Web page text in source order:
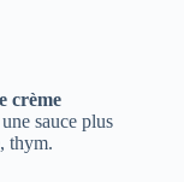
crème
sauce plus
thym.